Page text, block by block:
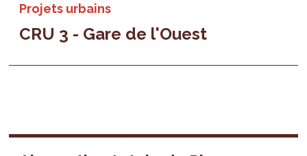
Projets urbains
CRU 3 - Gare de l'Ouest